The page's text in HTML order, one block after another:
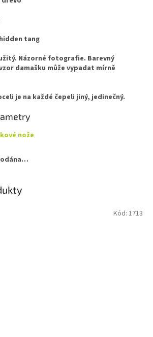
tang
Názorné fotografie. Barevný
damašku může vypadat mírně
je na každé čepeli jiný, jedinečný.
nože
Kód: 1713